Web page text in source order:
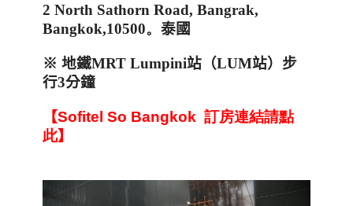
2 North Sathorn Road, Bangrak,
Bangkok,10500。 泰國
※ 地鐵MRT Lumpini站（LUM站）步
行3分鐘
【Sofitel So Bangkok 訂房連結請點
此】